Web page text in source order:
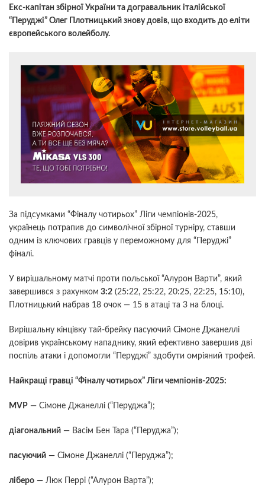
Екс-капітан збірної України та догравальник італійської
“Перуджі” Олег Плотницький знову довів, що входить до еліти
європейського волейболу.
За підсумками “Фіналу чотирьох” Ліги чемпіонів-2025,
українець потрапив до символічної збірної турніру, ставши
одним із ключових гравців у переможному для “Перуджі”
фіналі.
У вирішальному матчі проти польської “Алурон Варти”, який
завершився з рахунком 3:2 (25:22, 25:22, 20:25, 22:25, 15:10),
Плотницький набрав 18 очок — 15 в атаці та 3 на блоці.
Вирішальну кінцівку тай-брейку пасуючий Сімоне Джанеллі
довірив українському нападнику, який ефективно завершив дві
поспіль атаки і допомогли “Перуджі” здобути омріяний трофей.
Найкращі гравці “Фіналу чотирьох” Ліги чемпіонів-2025:
MVP — Сімоне Джанеллі (“Перуджа”);
діагональний — Васім Бен Тара (“Перуджа”);
пасуючий — Сімоне Джанеллі (“Перуджа”);
ліберо — Люк Перрі (“Алурон Варта”);